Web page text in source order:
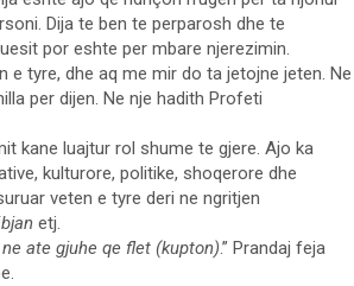
Dija te ben te perparosh dhe te
por eshte per mbare njerezimin.
e tyre, dhe aq me mir do ta jetojne jeten. Ne
per dijen. Ne nje hadith Profeti
kane luajtur rol shume te gjere. Ajo ka
kulturore, politike, shoqerore dhe
veten e tyre deri ne ngritjen
etj.
ate gjuhe qe flet (kupton).” Prandaj feja